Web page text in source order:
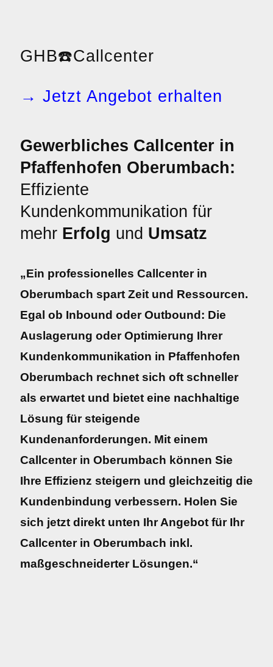
GHB☎️Callcenter
→ Jetzt Angebot erhalten
Gewerbliches Callcenter in
Pfaffenhofen Oberumbach:
Effiziente
Kundenkommunikation für
mehr Erfolg und Umsatz
„Ein professionelles Callcenter in
Oberumbach spart Zeit und Ressourcen.
Egal ob Inbound oder Outbound: Die
Auslagerung oder Optimierung Ihrer
Kundenkommunikation in Pfaffenhofen
Oberumbach rechnet sich oft schneller
als erwartet und bietet eine nachhaltige
Lösung für steigende
Kundenanforderungen. Mit einem
Callcenter in Oberumbach können Sie
Ihre Effizienz steigern und gleichzeitig die
Kundenbindung verbessern. Holen Sie
sich jetzt direkt unten Ihr Angebot für Ihr
Callcenter in Oberumbach inkl.
maßgeschneiderter Lösungen.“